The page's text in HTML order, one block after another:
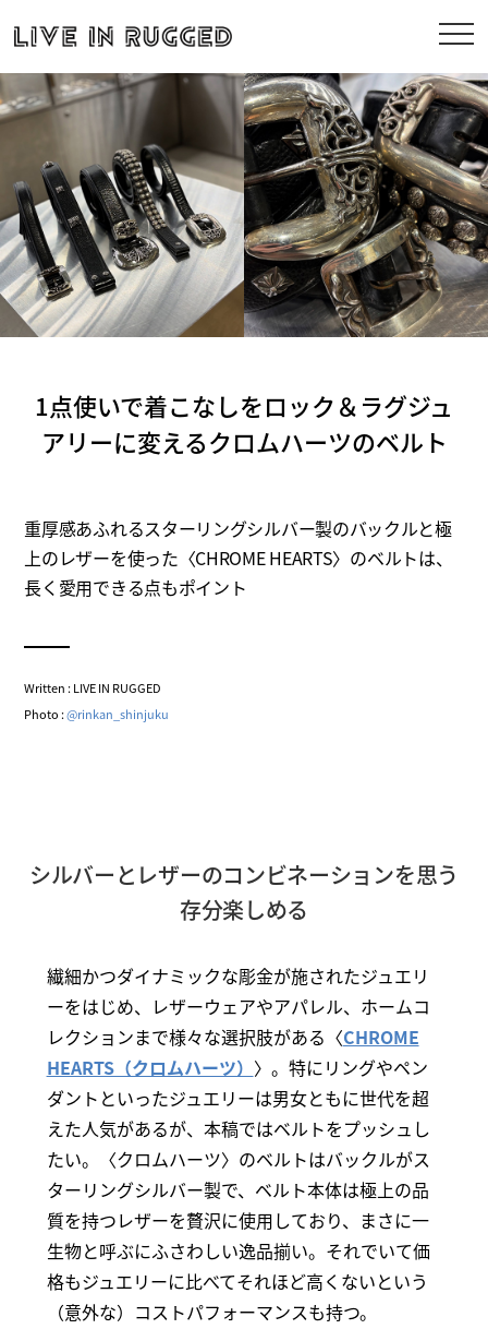
1点使いで着こなしをロック＆ラグジュ
アリーに変えるクロムハーツのベルト
重厚感あふれるスターリングシルバー製のバックルと極
上のレザーを使った〈CHROME HEARTS〉のベルトは、
長く愛用できる点もポイント
Written : LIVE IN RUGGED
Photo :@rinkan_shinjuku
シルバーとレザーのコンビネーションを思う
存分楽しめる
繊細かつダイナミックな彫金が施されたジュエリ
ーをはじめ、レザーウェアやアパレル、ホームコ
レクションまで様々な選択肢がある〈CHROME
HEARTS（クロムハーツ） 〉。特にリングやペン
ダントといったジュエリーは男女ともに世代を超
えた人気があるが、本稿ではベルトをプッシュし
たい。〈クロムハーツ〉のベルトはバックルがス
ターリングシルバー製で、ベルト本体は極上の品
質を持つレザーを贅沢に使用しており、まさに一
生物と呼ぶにふさわしい逸品揃い。それでいて価
格もジュエリーに比べてそれほど高くないという
（意外な）コストパフォーマンスも持つ。